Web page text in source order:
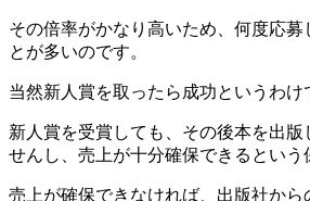
その倍率がかなり高いため、何度応募
とが多いのです。
当然新人賞を取ったら成功というわけ
新人賞を受賞しても、その後本を出版
せんし、売上が十分確保できるという
売上が確保できなければ、出版社から